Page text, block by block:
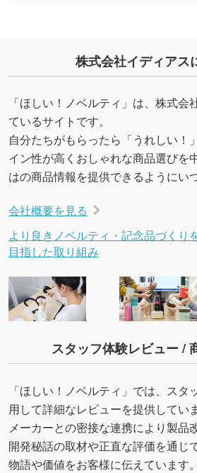
いたします。配置のご相談にも
株式会社イディアス
「ほしい！ノベルティ」は、株式会
ているサイトです。
自分たちがもらったら「うれしい！
イン性が高くおしゃれな商品選びを
はの商品情報を提供できるようにい
会社概要を見る
より良きノベルティ・記念品づくり
目指した取り組み
スタッフ体験レビュー /
「ほしい！ノベルティ」では、スタ
用して詳細なレビューを提供していま
メーカーとの密接な連携により製品
開発秘話の取材や正直な評価を通じ
物語や価値をお客様に伝えています